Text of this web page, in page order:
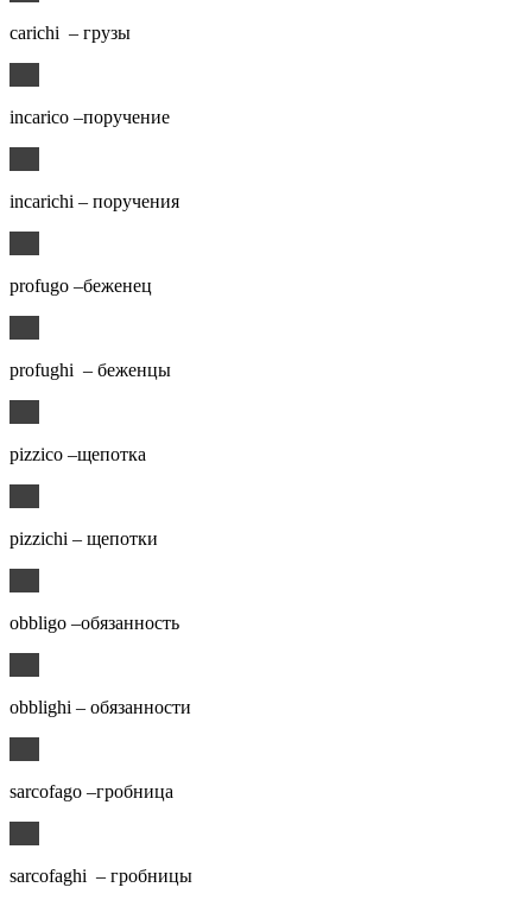
carichi – грузы
incarico –поручение
incarichi – поручения
profugo –беженец
profughi – беженцы
pizzico –щепотка
pizzichi – щепотки
obbligo –обязанность
obblighi – обязанности
sarcofago –гробница
sarcofaghi – гробницы